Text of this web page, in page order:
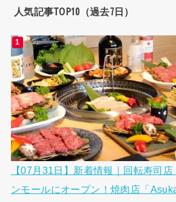
人気記事TOP10（過去7日）
【07月31日】新着情報｜回転寿司
ンモールにオープン！焼肉店「